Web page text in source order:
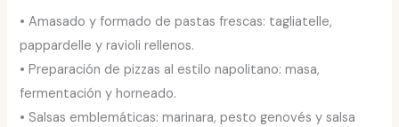
• Amasado y formado de pastas frescas: tagliatelle,
pappardelle y ravioli rellenos.
• Preparación de pizzas al estilo napolitano: masa,
fermentación y horneado.
• Salsas emblemáticas: marinara, pesto genovés y salsa